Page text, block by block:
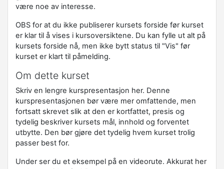
være noe av interesse.
OBS for at du ikke publiserer kursets forside før kurset
er klar til å vises i kursoversiktene. Du kan fylle ut alt på
kursets forside nå, men ikke bytt status til "Vis" før
kurset er klart til påmelding.
Om dette kurset
Skriv en lengre kurspresentasjon her. Denne
kurspresentasjonen bør være mer omfattende, men
fortsatt skrevet slik at den er kortfattet, presis og
tydelig beskriver kursets mål, innhold og forventet
utbytte. Den bør gjøre det tydelig hvem kurset trolig
passer best for.
Under ser du et eksempel på en videorute. Akkurat her